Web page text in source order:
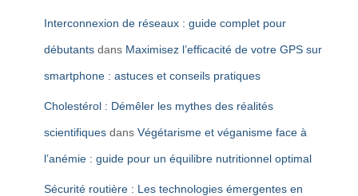
Interconnexion de réseaux : guide complet pour
débutants dans Maximisez l’efficacité de votre GPS sur
smartphone : astuces et conseils pratiques
Cholestérol : Démêler les mythes des réalités
scientifiques dans Végétarisme et véganisme face à
l’anémie : guide pour un équilibre nutritionnel optimal
Sécurité routière : Les technologies émergentes en